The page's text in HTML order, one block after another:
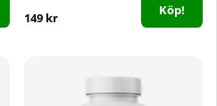
149 kr Köp!